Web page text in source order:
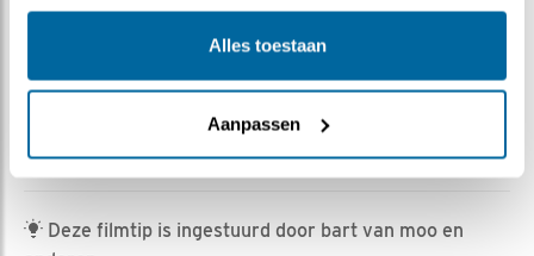
Alles toestaan
Aanpassen
leuk
hebben gelegd op de grutto hebben we weer een aantal
nieuwe soorten voorbij zien komen! Die worden in deze
video in het zonnetje gezet!
Deze filmtip is ingestuurd door bart van moo en